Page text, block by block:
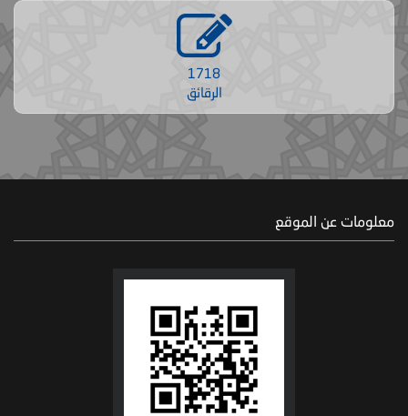
1718
الرقائق
معلومات عن الموقع